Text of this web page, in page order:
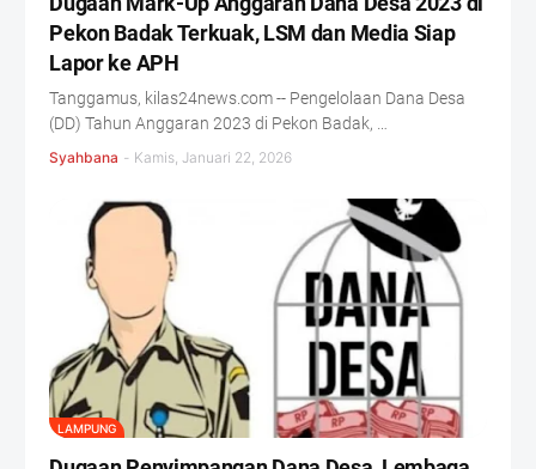
Pekon Badak Terkuak, LSM dan Media Siap
Lapor ke APH
Tanggamus, kilas24news.com -- Pengelolaan Dana Desa
(DD) Tahun Anggaran 2023 di Pekon Badak, …
Syahbana - Kamis, Januari 22, 2026
LAMPUNG